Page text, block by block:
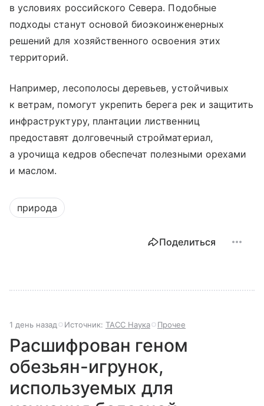
в условиях российского Севера. Подобные
подходы станут основой биоэкоинженерных
решений для хозяйственного освоения этих
территорий.
Например, лесополосы деревьев, устойчивых
к ветрам, помогут укрепить берега рек и защитить
инфраструктуру, плантации лиственниц
предоставят долговечный стройматериал,
а урочища кедров обеспечат полезными орехами
и маслом.
природа
Поделиться
1 день назад Источник: ТАСС Наука Прочее
Расшифрован геном
обезьян-игрунок,
используемых для